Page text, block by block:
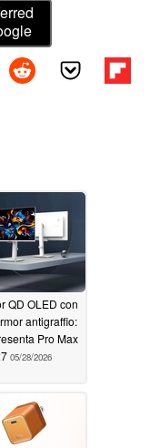
QD OLED con
antigraffio:
Pro Max
05/28/2026